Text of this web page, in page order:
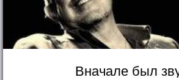
Вначале был